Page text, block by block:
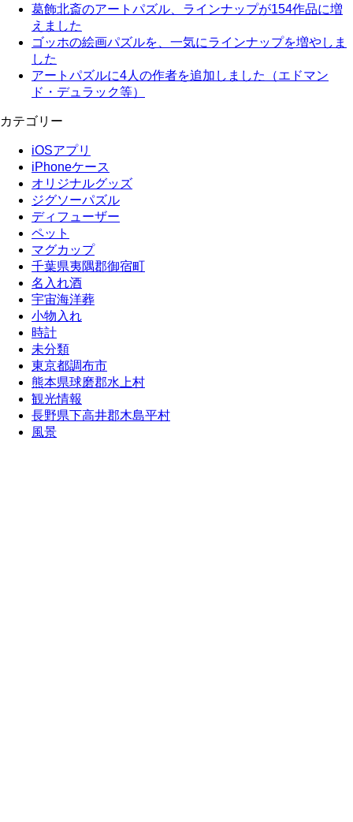
葛飾北斎のアートパズル、ラインナップが154作品に増
えました
ゴッホの絵画パズルを、一気にラインナップを増やしま
した
アートパズルに4人の作者を追加しました（エドマン
ド・デュラック等）
カテゴリー
iOSアプリ
iPhoneケース
オリジナルグッズ
ジグソーパズル
ディフューザー
ペット
マグカップ
千葉県夷隅郡御宿町
名入れ酒
宇宙海洋葬
小物入れ
時計
未分類
東京都調布市
熊本県球磨郡水上村
観光情報
長野県下高井郡木島平村
風景